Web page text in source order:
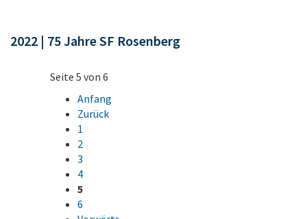
2022 | 75 Jahre SF Rosenberg
Seite 5 von 6
Anfang
Zurück
1
2
3
4
5
6